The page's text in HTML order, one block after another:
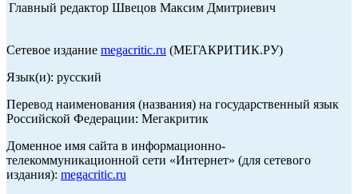
Главный редактор Швецов Максим Дмитриевич
Сетевое издание megacritic.ru (МЕГАКРИТИК.РУ)
Язык(и): русский
Перевод наименования (названия) на государственный язык
Российской Федерации: Мегакритик
Доменное имя сайта в информационно-
телекоммуникационной сети «Интернет» (для сетевого
издания): megacritic.ru